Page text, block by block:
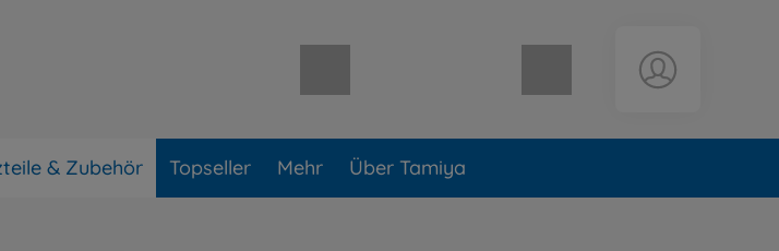
Warenkorb leer
& Zubehör Topseller Mehr Über Tamiya